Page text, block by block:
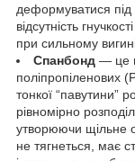
деформуватися під
відсутність
при сильному
Спанбонд — це
поліпропіленових
тонкої “павутини”
рівномірно
утворюючи щільне
не тягнеться, має